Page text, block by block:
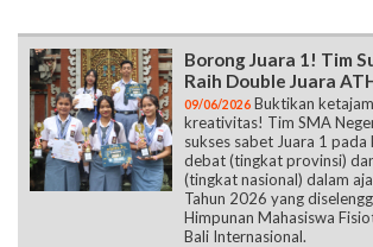
Borong Juara 1! Tim
Raih Double Juara
09/06/2026 Buktikan
kreativitas! Tim SMA
sukses sabet Juara 1
debat (tingkat provinsi)
(tingkat nasional) dalam
Tahun 2026 yang
Himpunan Mahasiswa
Bali Internasional.